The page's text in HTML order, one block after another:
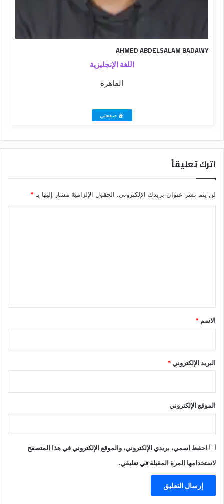
AHMED ABDELSALAM BADAWY
اللغة الإنجليزية
القاهرة
صفحتي
اترك تعليقاً
لن يتم نشر عنوان بريدك الإلكتروني. الحقول الإلزامية مشار إليها بـ*
*
الاسم *
البريد الإلكتروني*
الموقع الإلكتروني
احفظ اسمي، بريدي الإلكتروني، والموقع الإلكتروني في هذا المتصفح
لاستخدامها المرة المقبلة في تعليقي.